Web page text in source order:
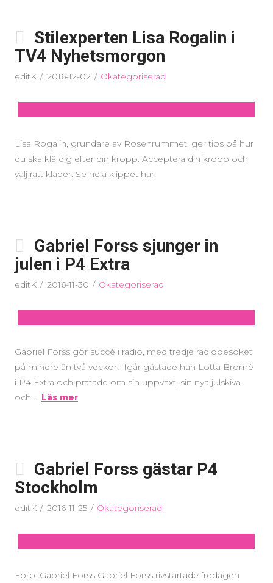
Stilexperten Lisa Rogalin i
TV4 Nyhetsmorgon
editK 2016-12-02 Okategoriserad
Lisa Rogalin, grundare av Rosenrummet, ger tips på hur
du ska klä dig efter din kropp. Acceptera din kropp och
välj rätt kläder. Se hela klippet här.
Gabriel Forss sjunger in
julen i P4 Extra
editK 2016-11-30 Okategoriserad
Gabriel Forss gör succé i radio, med tredje radiobesöket
på mindre än två veckor! Igår gästade han Lotta Bromé
i P4 Extra och pratade om sin uppväxt, sin nya julskiva
och … Läs mer
Gabriel Forss gästar P4
Stockholm
editK 2016-11-25 Okategoriserad
Foto: Gabriel Forss Gabriel Forss rivstartade fredagen